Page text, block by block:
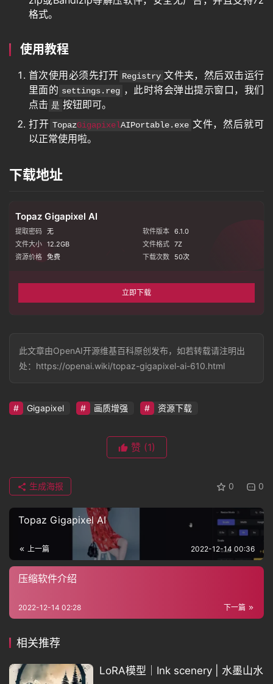
语
画
频
题
其
资
问
格式。
使用教程
首次使用必须先打开 Registry 文件夹，然后双击运行
里面的 settings.reg ，此时将会弹出提示窗口，我们
点击 是 按钮即可。
打开 TopazGigapixelAIPortable.exe 文件，然后就可
以正常使用啦。
下载地址
Topaz Gigapixel AI
提取密码 无 软件版本 6.1.0
文件大小 12.2GB 文件格式 7Z
资源价格 免费 下载次数 50次
立即下载
此文章由OpenAI开源维基百科原创发布，如若转载请注明出
处：https://openai.wiki/topaz-gigapixel-ai-610.html
Gigapixel 画质增强 资源下载
赞 (1)
0 0
生成海报
Topaz Gigapixel AI
上一篇 2022-12-14 00:36
压缩软件介绍
下一篇
2022-12-14 02:28
相关推荐
LoRA模型｜Ink scenery | 水墨山水